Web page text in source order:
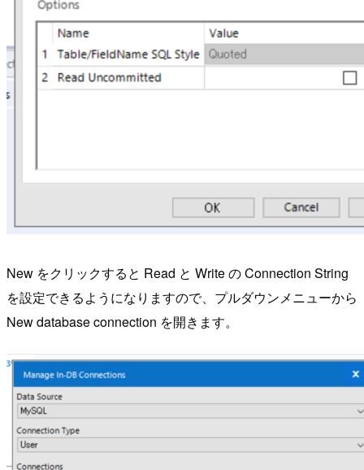
New をクリックすると Read と Write の Connection String
を設定できるようになりますので、プルダウンメニューから
New database connection を開きます。